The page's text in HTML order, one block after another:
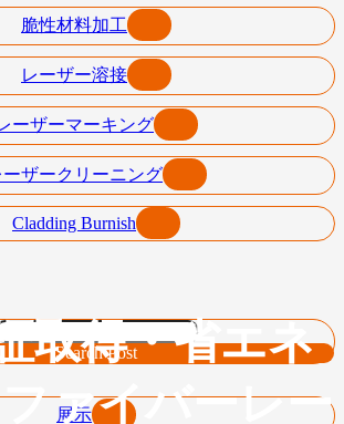
脆性材料加工
レーザー溶接
ーザーマーキング
ーザークリーニング
Cladding Burnish
Search Post
展示
取得・省エネ
ァイバーレー